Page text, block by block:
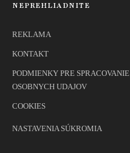
NEPREHLIADNITE
REKLAMA
KONTAKT
PODMIENKY PRE SPRACOVANIE
OSOBNYCH UDAJOV
COOKIES
NASTAVENIA SÚKROMIA